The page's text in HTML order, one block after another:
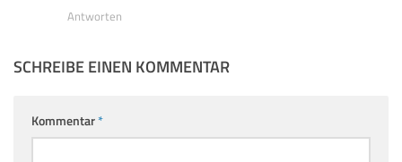
Antworten
SCHREIBE EINEN KOMMENTAR
Kommentar*